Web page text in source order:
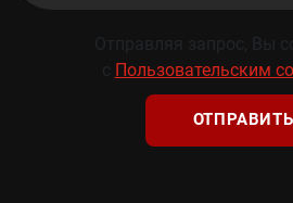
Отправляя запрос, Вы
с Пользовательским
ОТПРАВИТЬ